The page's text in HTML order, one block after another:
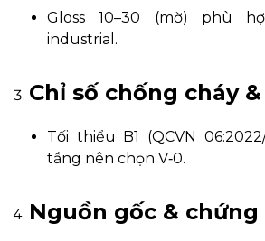
Gloss 10–30 (mờ) phù
industrial.
Chỉ số chống cháy
Tối thiểu B1 (QCVN
tầng nên chọn V‑0.
Nguồn gốc & chứng